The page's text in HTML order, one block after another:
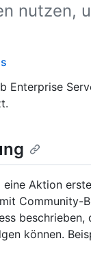
nutzen,
Enterprise
eine Aktion
Community-
können.